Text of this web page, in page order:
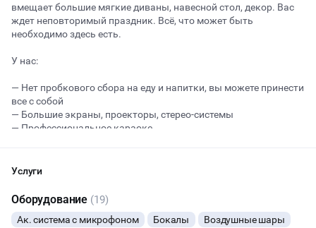
вмещает большие мягкие диваны, навесной стол, декор. Вас
ждет неповторимый праздник. Всё, что может быть
необходимо здесь есть.
У нас:
— Нет пробкового сбора на еду и напитки, вы можете принести
все с собой
— Большие экраны, проекторы, стерео-системы
— Профессиональное караоке
паровой коктейль, фотосессию или + 1 час).
лофта до 25 человек.
Услуги
Оборудование (19)
Ак. система с микрофоном Бокалы
Воздушные шары
от 1900 ₽ за час
Тип мероприятия
ВЕЧЕРИНКИ
Начало